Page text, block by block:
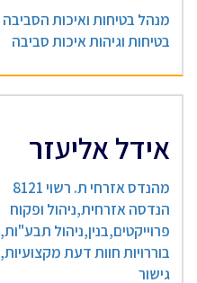
מנהל בטיחות ואיכות הסביבה
בטיחות וגיהות איכות סביבה
אידל אליעזר
מהנדס אזרחי ת. רשוי 8121
הנדסה אזרחית,ניהול ופקוח
פרוייקטים,בנין,ניהול תבע"ות,
בוררויות חוות דעת מקצועיות,
גישור